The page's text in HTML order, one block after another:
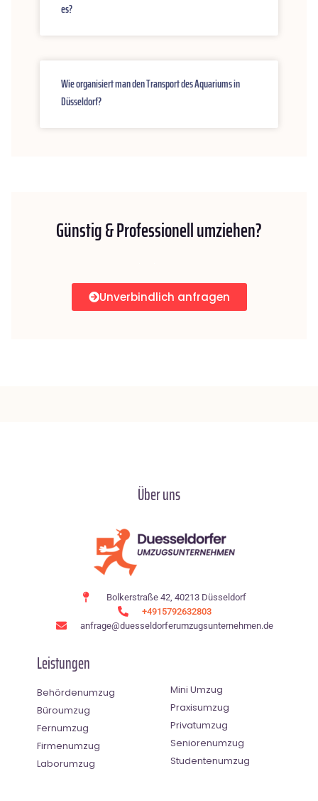
es?
Wie organisiert man den Transport des Aquariums in
Düsseldorf?
Günstig & Professionell umziehen?
Unverbindlich anfragen
Über uns
Bolkerstraße 42, 40213 Düsseldorf
+4915792632803
anfrage@duesseldorferumzugsunternehmen.de
Leistungen
Behördenumzug
Büroumzug
Fernumzug
Firmenumzug
Laborumzug
Mini Umzug
Praxisumzug
Privatumzug
Seniorenumzug
Studentenumzug